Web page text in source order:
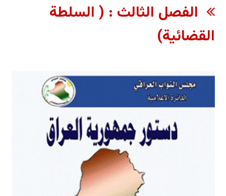
الفصل الثالث : ( السلطة
القضائية)